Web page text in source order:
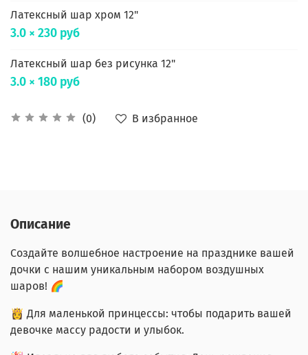
(0) В избранное
Латексный шар хром 12"
3.0 × 230 руб
Латексный шар без рисунка 12"
3.0 × 180 руб
Описание
Создайте волшебное настроение на празднике вашей
дочки с нашим уникальным набором воздушных
шаров! 🌈
👸 Для маленькой принцессы: чтобы подарить вашей
девочке массу радости и улыбок.